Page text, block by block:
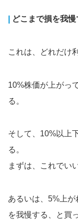
どこまで損を我慢
これは、どれだけ
10%株価が上がっ
る。
そして、10%以上
る。
まずは、これでい
あるいは、5%上
を我慢する、と買